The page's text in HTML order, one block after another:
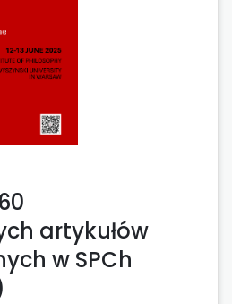
artykułów
w SPCh